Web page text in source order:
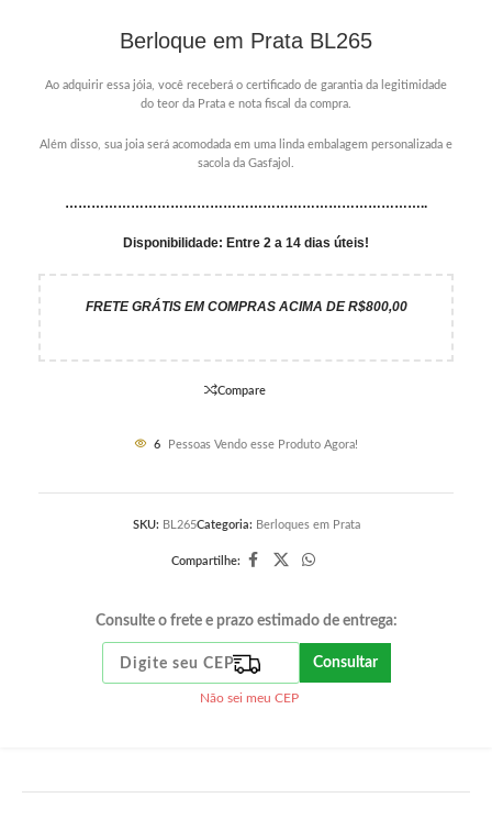
Berloque em Prata BL265
Ao adquirir essa jóia, você receberá o certificado de garantia da legitimidade
do teor da Prata e nota fiscal da compra.
Além disso, sua joia será acomodada em uma linda embalagem personalizada e
sacola da Gasfajol.
………………………………………………………………………..
Disponibilidade: Entre 2 a 14 dias úteis!
FRETE GRÁTIS EM COMPRAS ACIMA DE R$800,00
Compare
6 Pessoas Vendo esse Produto Agora!
SKU: BL265Categoria: Berloques em Prata
Compartilhe:
Consulte o frete e prazo estimado de entrega:
Consultar
Não sei meu CEP